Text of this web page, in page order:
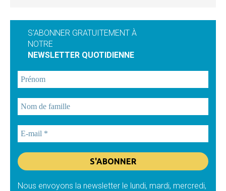
S'ABONNER GRATUITEMENT À
NOTRE
NEWSLETTER QUOTIDIENNE
Nous envoyons la newsletter le lundi, mardi, mercredi,